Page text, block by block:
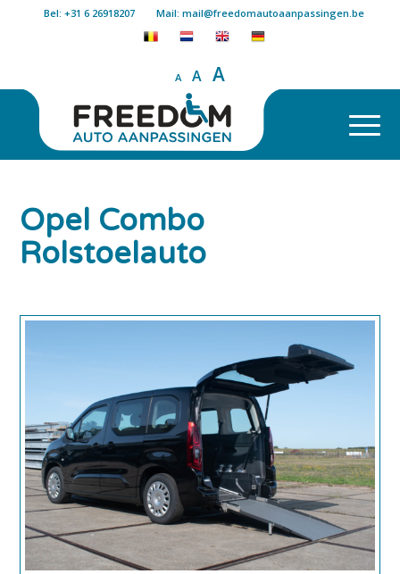
Bel: +31 6 26918207 Mail: mail@freedomautoaanpassingen.be
A A A
Opel Combo
Rolstoelauto